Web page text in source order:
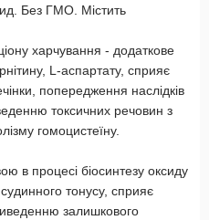
Без ГМО. Містить
харчування - додаткове
L-аспартату, сприяє
попередження наслідків
токсичних речовин з
гомоцистеїну.
в процесі біосинтезу оксиду
тонусу, сприяє
залишкового